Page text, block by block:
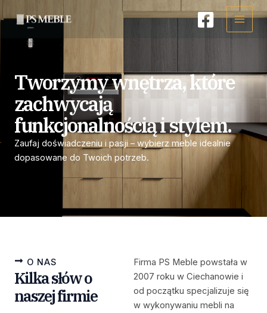
do
Main
Menu
Tworzymy wnętrza, które
zachwycają
funkcjonalnością i stylem.
Zaufaj doświadczeniu i pasji – wybierz meble idealnie
dopasowane do Twoich potrzeb.
O NAS
Kilka słów o
naszej firmie
Firma PS Meble powstała w
2007 roku w Ciechanowie i
od początku specjalizuje się
w wykonywaniu mebli na